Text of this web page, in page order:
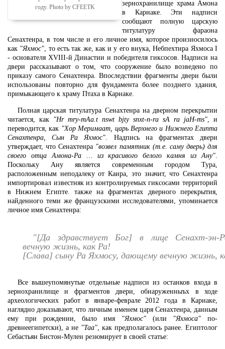
году. Photo by CFEETK
зернохранилище храма Амона
в Карнаке. Эти надписи
сообщают полную царскую
титулатуру фараона
Сенахтенра, в том числе и его личное имя, которое произносилось
как "Яхмос" , то есть так же, как и у его внука, Небпехтира Яхмоса I
- основателя XVIII-й Династии и победителя гиксосов. Надписи на
двери рассказывают о том, что сооружение было возведено по
приказу самого Сенахтенра. Впоследствии фрагменты двери были
использованы повторно для фундамента более позднего здания,
примыкающего к храму Птаха в Карнаке.
Полная царская титулатура Сенахтенра на дверном перекрытии
читается, как "Hr mry-mAa.t nswt bjty snxt-n-ra sA ra jaH-ms", и
переводится, как "Хор Меримаат, царь Верхнего и Нижнего Египта
Сенахтенра, Сын Ра Яхмос". Надпись на фрагментах двери
утверждает, что Сенахтенра "возвел памятник (т.е. саму дверь) для
своего отца Амона-Ра … из красивого белого камня из Ану".
Поскольку Ану является современным городом Тура,
расположенным неподалеку от Каира, это значит, что Сенахтенра
импортировал известняк из контролируемых гиксосами территорий
в Нижнем Египте. также на фрагментах дверного перекрытия,
найденного теми же французскими исследователями, упоминается
личное имя Сенахтенра:
"[Да здравствует Бог] в лице Сенахт-эн-
вечную жизнь, как Ра!
[Слава] сыну Ра Яхмосу, дающему вечную жизнь,
Все вышеупомянутые отдельные надписи из останков входа в
зернохранилище и фрагментов двери, обнаруженныъх в ходе
археологических работ в январе-феврале 2012 года в Карнаке,
наглядно доказывают, что личным именем царя Сенахтенра, данным
ему при рождении, было имя "Яхмос"(или "Яхмоса" по-
древнеегипетски), а не "Таа", как предполагалось ранее. Египтолог
Себастьян Бистон-Мулен резюмирует в своей статье: